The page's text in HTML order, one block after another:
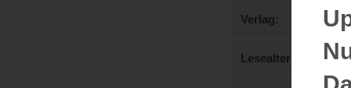
Verlag
Lesealter